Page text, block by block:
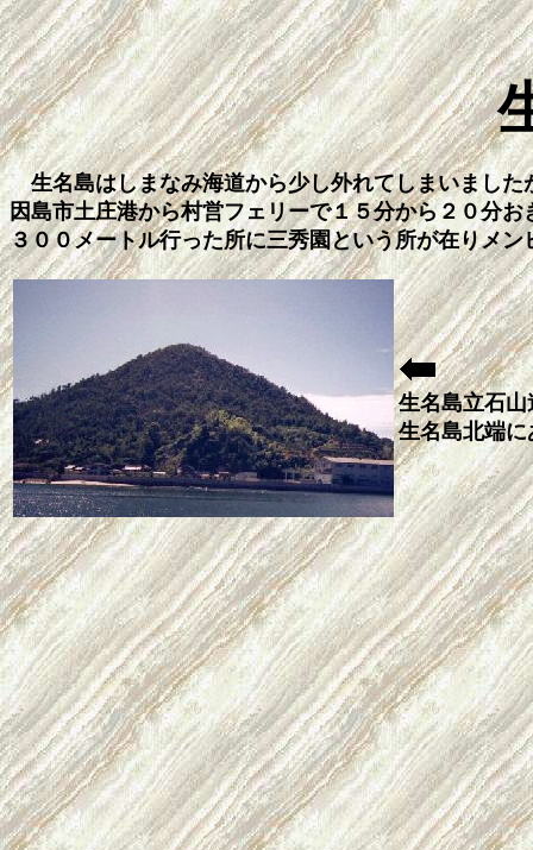
生名島はしまなみ海道から少し外れてしまいました
因島市土庄港から村営フェリーで１５分から２０分
３００メートル行った所に三秀園という所が在りメ
生名島立石山
生名島北端